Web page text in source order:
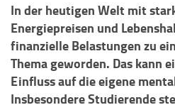
In der heutigen Welt mit
Energiepreisen und
finanzielle Belastungen zu
Thema geworden. Das kann
Einfluss auf die eigene
Insbesondere Studierende